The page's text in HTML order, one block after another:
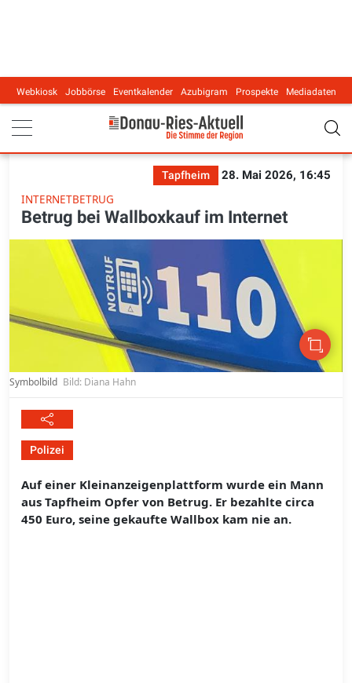
Main navigation
Webkiosk Jobbörse Eventkalender Azubigram Prospekte Mediadaten
Tapfheim
28. Mai 2026, 16:45
INTERNETBETRUG
Betrug bei Wallboxkauf im Internet
Symbolbild Bild: Diana Hahn
Polizei
Auf einer Kleinanzeigenplattform wurde ein Mann
aus Tapfheim Opfer von Betrug. Er bezahlte circa
450 Euro, seine gekaufte Wallbox kam nie an.